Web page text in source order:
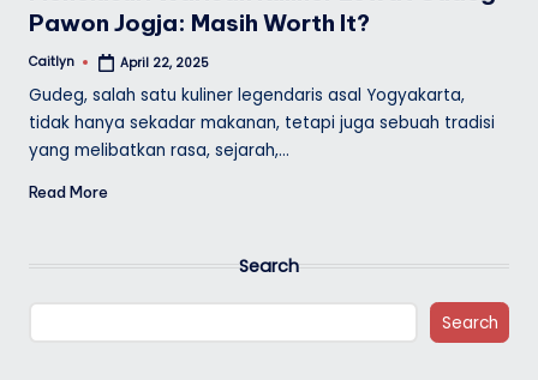
Pawon Jogja: Masih Worth It?
Posted
Caitlyn April 22, 2025
Gudeg, salah satu kuliner legendaris asal Yogyakarta,
tidak hanya sekadar makanan, tetapi juga sebuah tradisi
yang melibatkan rasa, sejarah,…
Read More
Search
Search